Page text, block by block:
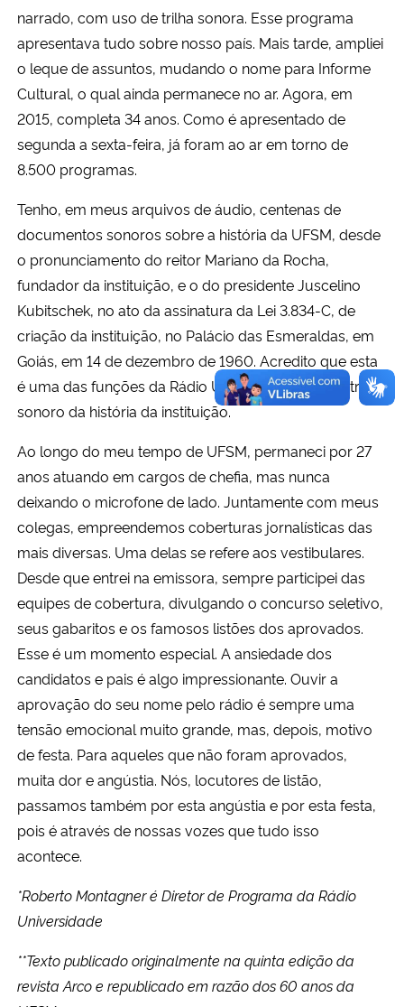
narrado, com uso de trilha sonora. Esse programa
apresentava tudo sobre nosso país. Mais tarde, ampliei
o leque de assuntos, mudando o nome para Informe
Cultural, o qual ainda permanece no ar. Agora, em
2015, completa 34 anos. Como é apresentado de
segunda a sexta-feira, já foram ao ar em torno de
8.500 programas.
Tenho, em meus arquivos de áudio, centenas de
documentos sonoros sobre a história da UFSM, desde
o pronunciamento do reitor Mariano da Rocha,
fundador da instituição, e o do presidente Juscelino
Kubitschek, no ato da assinatura da Lei 3.834-C, de
criação da instituição, no Palácio das Esmeraldas, em
Goiás, em 14 de dezembro de 1960. Acredito que esta
é uma das funções da Rádio Universidade: o registro
sonoro da história da instituição.
Ao longo do meu tempo de UFSM, permaneci por 27
anos atuando em cargos de chefia, mas nunca
deixando o microfone de lado. Juntamente com meus
colegas, empreendemos coberturas jornalísticas das
mais diversas. Uma delas se refere aos vestibulares.
Desde que entrei na emissora, sempre participei das
equipes de cobertura, divulgando o concurso seletivo,
seus gabaritos e os famosos listões dos aprovados.
Esse é um momento especial. A ansiedade dos
candidatos e pais é algo impressionante. Ouvir a
aprovação do seu nome pelo rádio é sempre uma
tensão emocional muito grande, mas, depois, motivo
de festa. Para aqueles que não foram aprovados,
muita dor e angústia. Nós, locutores de listão,
passamos também por esta angústia e por esta festa,
pois é através de nossas vozes que tudo isso
acontece.
*Roberto Montagner é Diretor de Programa da Rádio
Universidade
**Texto publicado originalmente na quinta edição da
revista Arco e republicado em razão dos 60 anos da